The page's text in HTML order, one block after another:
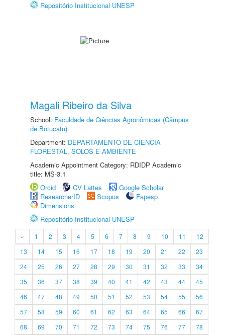
Repositório Institucional UNESP
Magali Ribeiro da Silva
School: Faculdade de Ciências Agronômicas (Câmpus
de Botucatu)
Department: DEPARTAMENTO DE CIÊNCIA
FLORESTAL, SOLOS E AMBIENTE
Academic Appointment Category: RDIDP Academic
title: MS-3.1
Orcid
CV Lattes
Google Scholar
ResearcherID
Scopus
Fapesp
Dimensions
Repositório Institucional UNESP
« 1 2 3 4 5 6 7 8 9 10 11
12
13
14 15 16 17 18 19 20 21 22
23
24
25 26 27 28 29 30 31 32 33
34
35
36 37 38 39 40 41 42 43 44
45
46
47 48 49 50 51 52 53 54 55
56
57
58 59 60 61 62 63 64 65 66
67
68
69 70 71 72 73 74 75 76 77
78